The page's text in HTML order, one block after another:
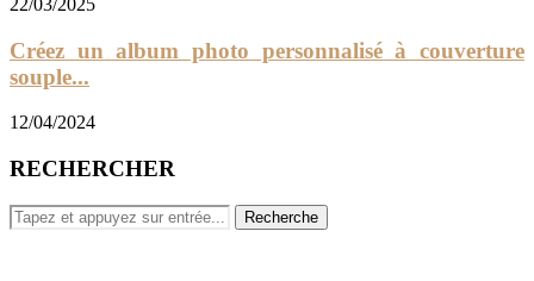
22/03/2025
Créez un album photo personnalisé à couverture
souple...
12/04/2024
RECHERCHER